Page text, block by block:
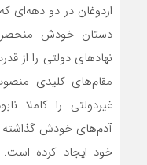
اردوغان در دو دهه‌ای
دستان خودش منحصر
نهادهای دولتی را از
مقام‌های کلیدی
غیردولتی را کاملا
آدم‌های خودش گذاشته
خود ایجاد کرده است.